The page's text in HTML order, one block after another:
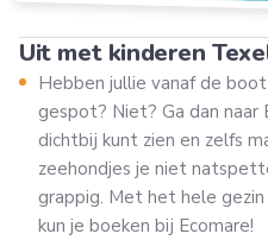
Uit met kinderen
Hebben jullie vanaf de
gespot? Niet? Ga dan naar
dichtbij kunt zien en zelfs
zeehondjes je niet
grappig. Met het hele
kun je boeken bij Ecomare!